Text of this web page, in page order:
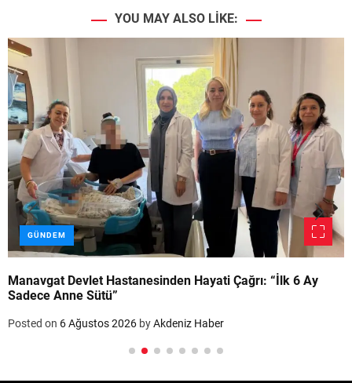
YOU MAY ALSO LIKE:
GÜNDEM
Manavgat Devlet Hastanesinden Hayati Çağrı: “İlk 6 Ay
Sadece Anne Sütü”
Posted on 6 Ağustos 2026 byAkdeniz Haber